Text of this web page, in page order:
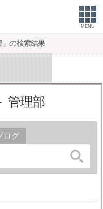
MENU
」の検索結果
管理部
ログ